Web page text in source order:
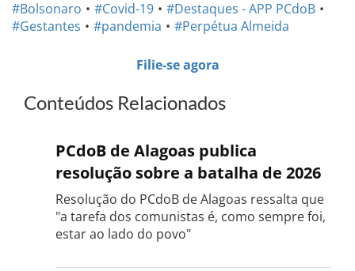
#Bolsonaro #Covid-19
#Destaques - APP PCdoB
#Gestantes
#pandemia #Perpétua Almeida
Filie-se agora
Conteúdos Relacionados
PCdoB de Alagoas publica
resolução sobre a batalha de 2026
Resolução do PCdoB de Alagoas ressalta que
"a tarefa dos comunistas é, como sempre foi,
estar ao lado do povo"